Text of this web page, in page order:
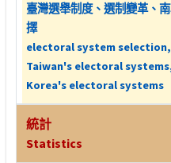
臺灣選舉制度、選制變革、
擇
electoral system
Taiwan's electoral
Korea's electoral systems
統計
Statistics